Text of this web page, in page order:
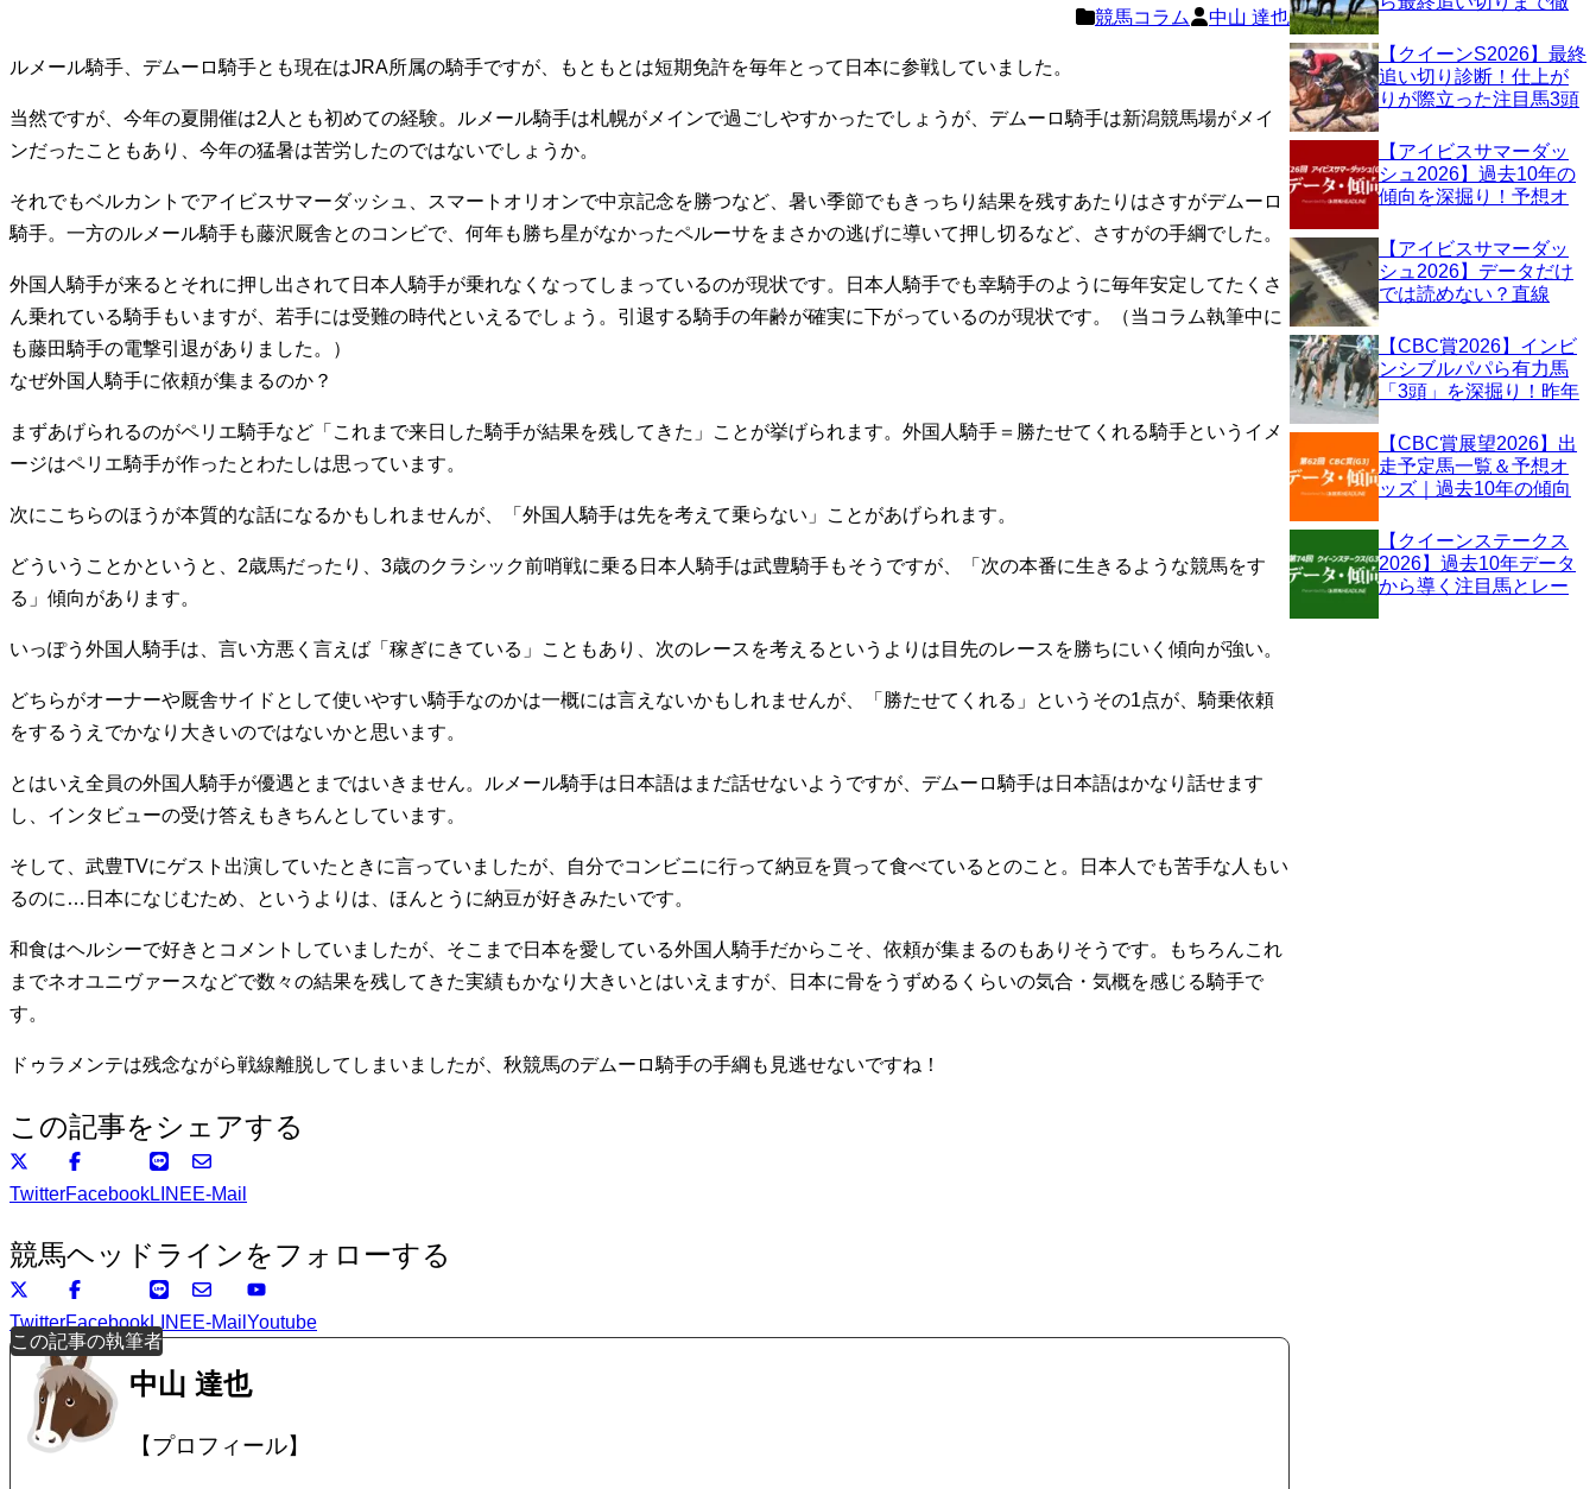
競馬コラム 中山 達也
ルメール騎手、デムーロ騎手とも現在はJRA所属の騎手ですが、もともとは短期免許を毎年とって日本に参戦していました。
当然ですが、今年の夏開催は2人とも初めての経験。ルメール騎手は札幌がメインで過ごしやすかったでしょうが、デムーロ騎手は新潟競馬場がメイ
ンだったこともあり、今年の猛暑は苦労したのではないでしょうか。
それでもベルカントでアイビスサマーダッシュ、スマートオリオンで中京記念を勝つなど、暑い季節でもきっちり結果を残すあたりはさすがデムーロ
騎手。一方のルメール騎手も藤沢厩舎とのコンビで、何年も勝ち星がなかったペルーサをまさかの逃げに導いて押し切るなど、さすがの手綱でした。
外国人騎手が来るとそれに押し出されて日本人騎手が乗れなくなってしまっているのが現状です。日本人騎手でも幸騎手のように毎年安定してたくさ
ん乗れている騎手もいますが、若手には受難の時代といえるでしょう。引退する騎手の年齢が確実に下がっているのが現状です。（当コラム執筆中に
も藤田騎手の電撃引退がありました。）
なぜ外国人騎手に依頼が集まるのか？
まずあげられるのがペリエ騎手など「これまで来日した騎手が結果を残してきた」ことが挙げられます。外国人騎手＝勝たせてくれる騎手というイメ
ージはペリエ騎手が作ったとわたしは思っています。
次にこちらのほうが本質的な話になるかもしれませんが、「外国人騎手は先を考えて乗らない」ことがあげられます。
どういうことかというと、2歳馬だったり、3歳のクラシック前哨戦に乗る日本人騎手は武豊騎手もそうですが、「次の本番に生きるような競馬をす
る」傾向があります。
いっぽう外国人騎手は、言い方悪く言えば「稼ぎにきている」こともあり、次のレースを考えるというよりは目先のレースを勝ちにいく傾向が強い。
どちらがオーナーや厩舎サイドとして使いやすい騎手なのかは一概には言えないかもしれませんが、「勝たせてくれる」というその1点が、騎乗依頼
をするうえでかなり大きいのではないかと思います。
とはいえ全員の外国人騎手が優遇とまではいきません。ルメール騎手は日本語はまだ話せないようですが、デムーロ騎手は日本語はかなり話せます
し、インタビューの受け答えもきちんとしています。
そして、武豊TVにゲスト出演していたときに言っていましたが、自分でコンビニに行って納豆を買って食べているとのこと。日本人でも苦手な人もい
るのに…日本になじむため、というよりは、ほんとうに納豆が好きみたいです。
和食はヘルシーで好きとコメントしていましたが、そこまで日本を愛している外国人騎手だからこそ、依頼が集まるのもありそうです。もちろんこれ
までネオユニヴァースなどで数々の結果を残してきた実績もかなり大きいとはいえますが、日本に骨をうずめるくらいの気合・気概を感じる騎手で
す。
ドゥラメンテは残念ながら戦線離脱してしまいましたが、秋競馬のデムーロ騎手の手綱も見逃せないですね！
この記事をシェアする
TwitterFacebookLINEE-Mail
競馬ヘッドラインをフォローする
TwitterFacebookLINEE-Mail Youtube
この記事の執筆者
中山 達也
【プロフィール】
一歩リードする3頭と
は？
【クイーンS2026】最終
追い切り診断！仕上が
りが際立った注目馬3頭
【アイビスサマーダッ
シュ2026】過去10年の
傾向を深掘り！予想オ
を見極める
【アイビスサマーダッ
シュ2026】データだけ
では読めない？直線
を探る
【CBC賞2026】インビ
ンシブルパパら有力馬
「3頭」を深掘り！昨年
か？
【CBC賞展望2026】出
走予定馬一覧＆予想オ
ッズ｜過去10年の傾向
【クイーンステークス
2026】過去10年データ
から導く注目馬とレー